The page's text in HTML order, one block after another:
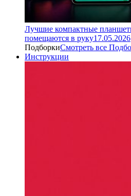
Лучшие компактные
помещаются в руку17.05.2026
ПодборкиСмотреть все
Инструкции